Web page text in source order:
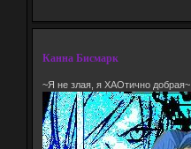
Канна Бисмарк
~Я не злая, я ХАОтично добрая~